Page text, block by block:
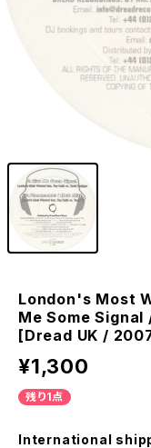
London's Most
Me Some Signal
[Dread UK /
¥1,300
残り1点
International